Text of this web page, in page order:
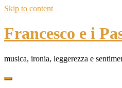
Skip to content
Francesco e i
musica, ironia, leggerezza e